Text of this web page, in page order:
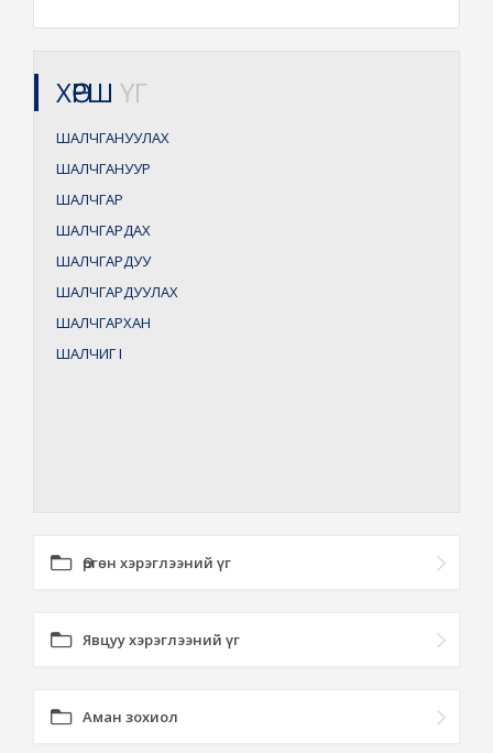
ХӨРШ ҮГ
ШАЛЧГАНУУЛАХ
ШАЛЧГАНУУР
ШАЛЧГАР
ШАЛЧГАРДАХ
ШАЛЧГАРДУУ
ШАЛЧГАРДУУЛАХ
ШАЛЧГАРХАН
ШАЛЧИГI
Өргөн хэрэглээний үг
Явцуу хэрэглээний үг
Аман зохиол